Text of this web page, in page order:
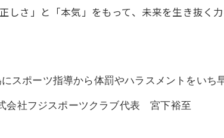
さ」と「本気」をもって、未来を生き抜く
スポーツ指導から体罰やハラスメントをいち
会社フジスポーツクラブ代表 宮下裕至